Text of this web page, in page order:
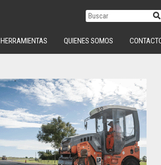
HERRAMIENTAS QUIENES SOMOS